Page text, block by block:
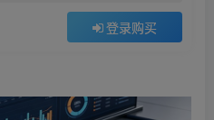
登录购买